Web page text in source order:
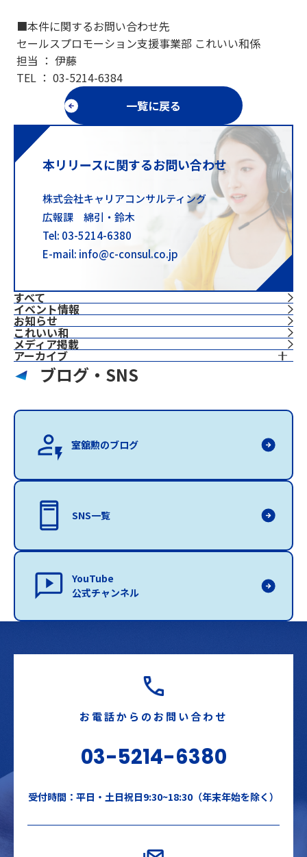
すべて
イベント情報
お知らせ
これいい和
⁨⁩メディア掲載
アーカイブ
■本件に関するお問い合わせ先
セールスプロモーション支援事業部 これいい和係
担当 ： 伊藤
TEL ： 03-5214-6384
一覧に戻る
本リリースに関するお問い合わせ
株式会社キャリアコンサルティング
広報課 綿引・鈴木
Tel: 03-5214-6380
E-mail: info@c-consul.co.jp
ブログ・SNS
室舘勲のブログ
SNS一覧
YouTube
公式チャンネル
お電話からのお問い合わせ
03-5214-6380
受付時間：平日・土日祝日9:30~18:30（年末年始を除く）